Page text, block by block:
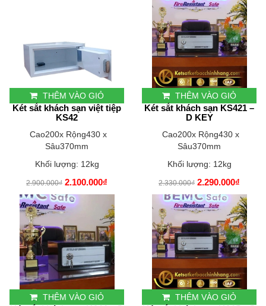
THÊM VÀO GIỎ
Két sắt khách sạn việt tiệp
KS42
Cao200x Rộng430 x
Sâu370mm
Khối lượng: 12kg
2.900.000₫ 2.100.000₫
THÊM VÀO GIỎ
Két sắt khách sạn KS421 –
D KEY
Cao200x Rộng430 x
Sâu370mm
Khối lượng: 12kg
2.330.000₫ 2.290.000₫
THÊM VÀO GIỎ THÊM VÀO GIỎ